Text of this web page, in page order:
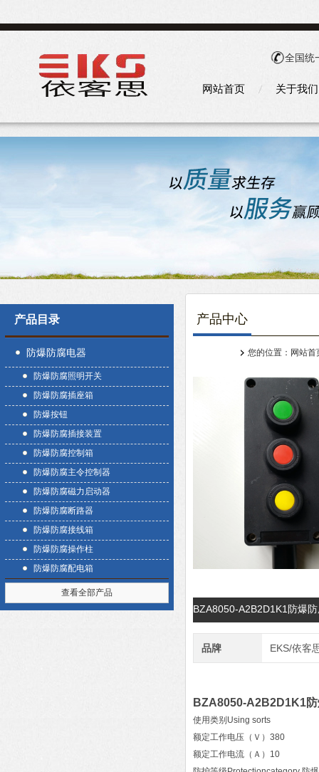
全国统
网站首页 关于我们
产品目录
防爆防腐电器
防爆防腐照明开关
防爆防腐插座箱
防爆按钮
防爆防腐插接装置
防爆防腐控制箱
防爆防腐主令控制器
防爆防腐磁力启动器
防爆防腐断路器
防爆防腐接线箱
防爆防腐操作柱
防爆防腐配电箱
查看全部产品
产品中心
您的位置： 网站首
BZA8050-A2B2D1K1防爆
品牌 EKS/依客
BZA8050-A2B2D1K1
使用类别Using sorts
额定工作电压（Ｖ）380
额定工作电流（Ａ）10